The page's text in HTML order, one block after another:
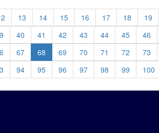
13 14 15 16 17 18 19
40 41 42 43 44 45 46
67 68 69 70 71 72 73
94 95 96 97 98 99 100